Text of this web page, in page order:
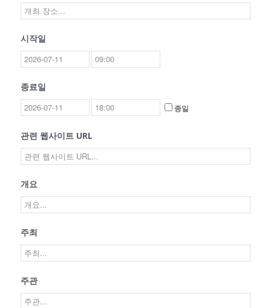
시작일
종료일
종일
관련 웹사이트 URL
개요
주최
주관